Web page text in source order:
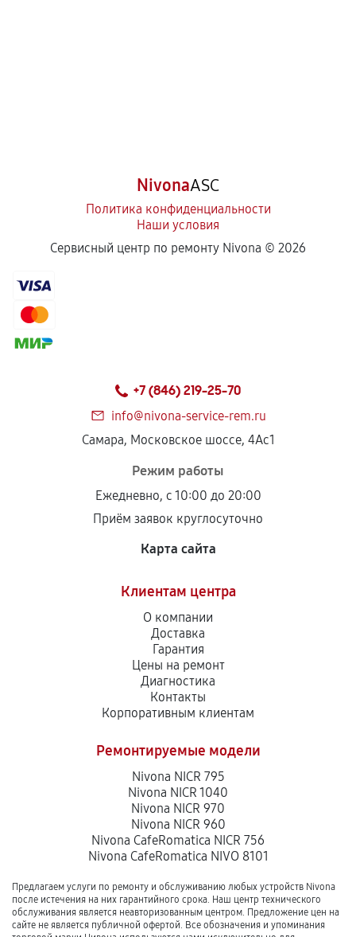
NivonaASC
Политика конфиденциальности
Наши условия
Сервисный центр по ремонту Nivona © 2026
+7 (846) 219-25-70
info@nivona-service-rem.ru
Самара, Московское шоссе, 4Ас1
Режим работы
Ежедневно, с 10:00 до 20:00
Приём заявок круглосуточно
Карта сайта
Клиентам центра
О компании
Доставка
Гарантия
Цены на ремонт
Диагностика
Контакты
Корпоративным клиентам
Ремонтируемые модели
Nivona NICR 795
Nivona NICR 1040
Nivona NICR 970
Nivona NICR 960
Nivona CafeRomatica NICR 756
Nivona CafeRomatica NIVO 8101
Предлагаем услуги по ремонту и обслуживанию любых устройств Nivona
после истечения на них гарантийного срока. Наш центр технического
обслуживания является неавторизованным центром. Предложение цен на
сайте не является публичной офертой. Все обозначения и упоминания